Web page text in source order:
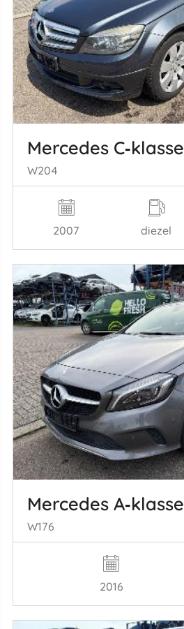
Mercedes C‑klasse
W204
2007 diezel
Mercedes A‑klasse
W176
2016